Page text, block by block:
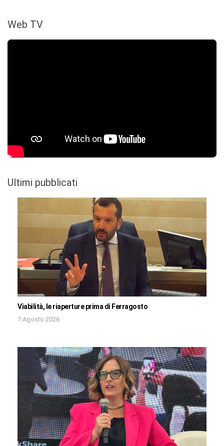
Web TV
Ultimi pubblicati
Viabilità, le riaperture prima di Ferragosto
7 Agosto 2026